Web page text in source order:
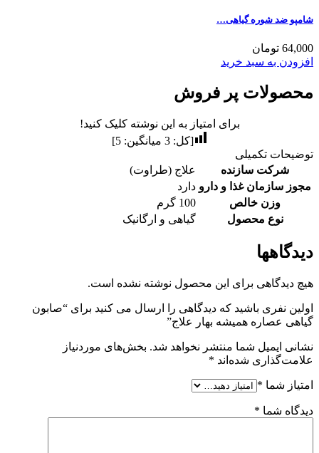
شامپو ضد شوره گیاهی…
64,000 تومان
افزودن به سبد خرید
محصولات پر فروش
برای امتیاز به این نوشته کلیک کنید!
[کل:3 میانگین:5
]
توضیحات تکمیلی
شرکت سازنده
علاج (طراوت)
مجوز سازمان غذا و دارو دارد
وزن خالص
100 گرم
نوع محصول
گیاهی و ارگانیک
دیدگاهها
هیچ دیدگاهی برای این محصول نوشته نشده است.
اولین نفری باشید که دیدگاهی را ارسال می کنید برای “صابون
گیاهی عصاره همیشه بهار علاج”
نشانی ایمیل شما منتشر نخواهد شد. بخش‌های موردنیاز
علامت‌گذاری شده‌اند *
امتیاز شما *
دیدگاه شما *